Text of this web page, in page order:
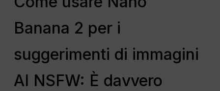
Banana 2 per i
suggerimenti di immagini
AI NSFW: È davvero